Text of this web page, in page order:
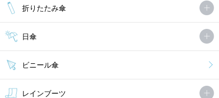
の扱いに慣れており、問題なく使えています。あまりに可愛いので
小３（１３０cm）の次女．．．
折りたたみ傘
日傘
ビニール傘
レインブーツ